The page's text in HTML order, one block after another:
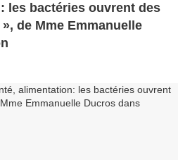
les bactéries ouvrent des
de Mme Emmanuelle